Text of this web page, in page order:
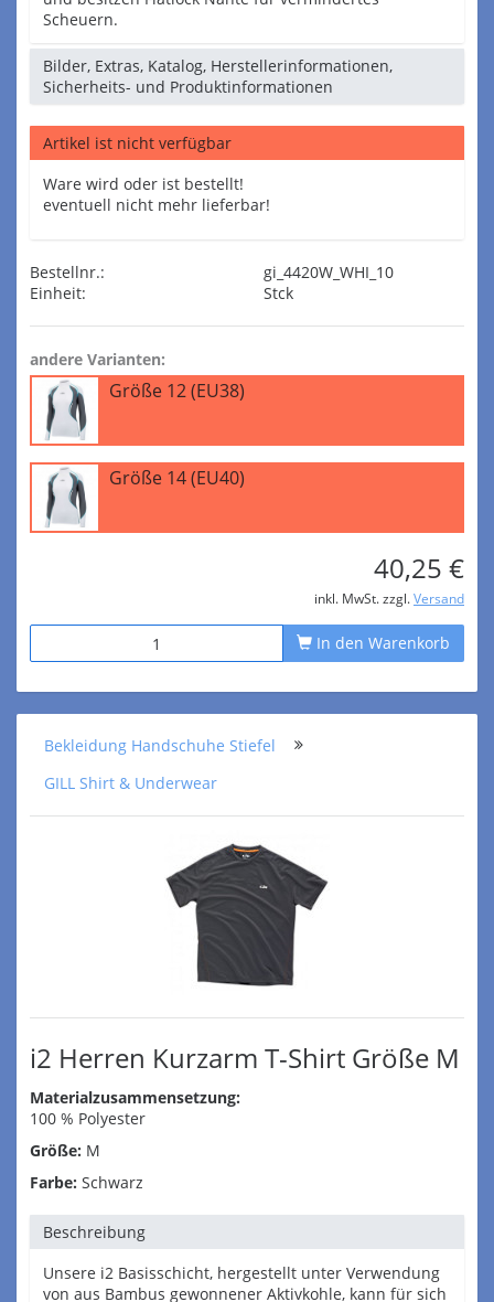
Scheuern.
Bilder, Extras, Katalog, Herstellerinformationen,
Sicherheits- und Produktinformationen
Artikel ist nicht verfügbar
Ware wird oder ist bestellt!
eventuell nicht mehr lieferbar!
Bestellnr.:
gi_4420W_WHI_10
Einheit:
Stck
andere Varianten:
Größe 12 (EU38)
Größe 14 (EU40)
40,25 €
inkl. MwSt. zzgl. Versand
In den Warenkorb
Bekleidung Handschuhe Stiefel
GILL Shirt & Underwear
i2 Herren Kurzarm T-Shirt Größe M
Materialzusammensetzung:
100 % Polyester
Größe: M
Farbe: Schwarz
Beschreibung
Unsere i2 Basisschicht, hergestellt unter Verwendung
von aus Bambus gewonnener Aktivkohle, kann für sich